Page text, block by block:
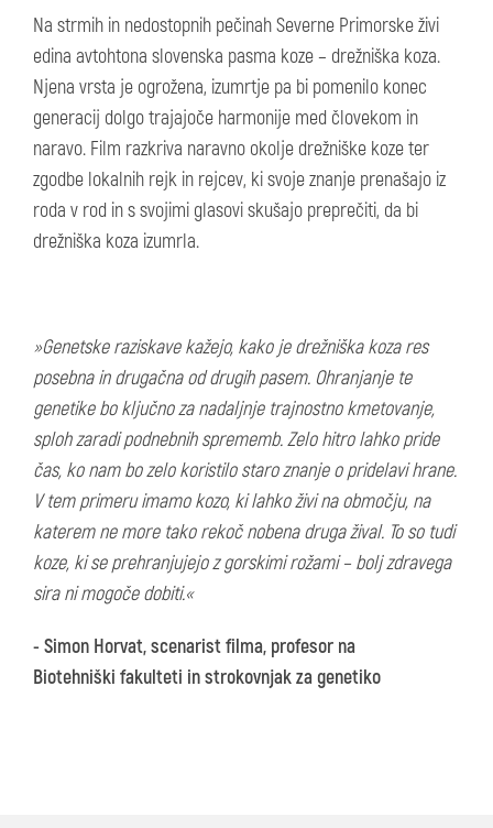
Na strmih in nedostopnih pečinah Severne Primorske živi
edina avtohtona slovenska pasma koze – drežniška koza.
Njena vrsta je ogrožena, izumrtje pa bi pomenilo konec
generacij dolgo trajajoče harmonije med človekom in
naravo. Film razkriva naravno okolje drežniške koze ter
zgodbe lokalnih rejk in rejcev, ki svoje znanje prenašajo iz
roda v rod in s svojimi glasovi skušajo preprečiti, da bi
drežniška koza izumrla.
»Genetske raziskave kažejo, kako je drežniška koza res
posebna in drugačna od drugih pasem. Ohranjanje te
genetike bo ključno za nadaljnje trajnostno kmetovanje,
sploh zaradi podnebnih sprememb. Zelo hitro lahko pride
čas, ko nam bo zelo koristilo staro znanje o pridelavi hrane.
V tem primeru imamo kozo, ki lahko živi na območju, na
katerem ne more tako rekoč nobena druga žival. To so tudi
koze, ki se prehranjujejo z gorskimi rožami – bolj zdravega
sira ni mogoče dobiti.«
- Simon Horvat, scenarist filma, profesor na
Biotehniški fakulteti in strokovnjak za genetiko